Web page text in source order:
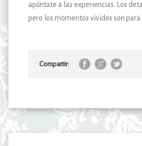
apúntate a las experiencias. Los
pero los momentos vividos son
Compartir: